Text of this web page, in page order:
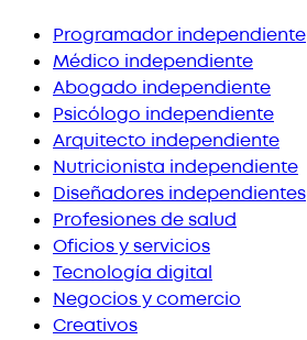
Programador independiente
Médico independiente
Abogado independiente
Psicólogo independiente
Arquitecto independiente
Nutricionista independiente
Diseñadores independientes
Profesiones de salud
Oficios y servicios
Tecnología digital
Negocios y comercio
Creativos